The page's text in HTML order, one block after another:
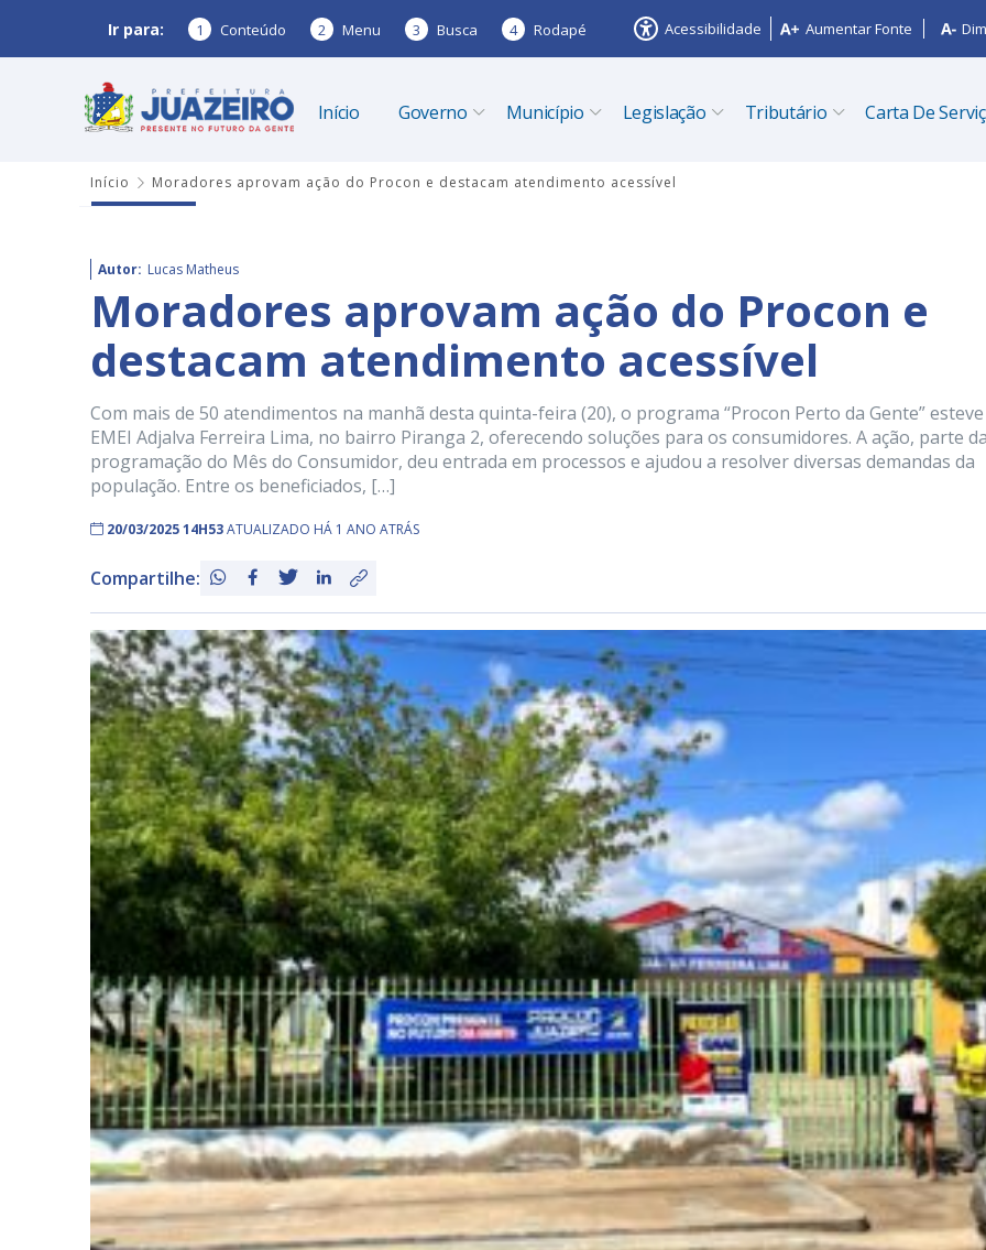
Ir para: 1 Conteúdo 2 Menu 3 Busca 4 Rodapé Acessibilidade Aumentar Fonte
Início Governo Município Legislação Tributário Carta De
Início Moradores aprovam ação do Procon e destacam atendimento acessível
Autor: Lucas Matheus
Moradores aprovam ação do Procon e
destacam atendimento acessível
Com mais de 50 atendimentos na manhã desta quinta-feira (20), o programa “Procon Perto da Gente”
EMEI Adjalva Ferreira Lima, no bairro Piranga 2, oferecendo soluções para os consumidores. A ação, parte
programação do Mês do Consumidor, deu entrada em processos e ajudou a resolver diversas demandas da
população. Entre os beneficiados, […]
20/03/2025 14H53ATUALIZADO HÁ 1 ANO ATRÁS
Compartilhe: